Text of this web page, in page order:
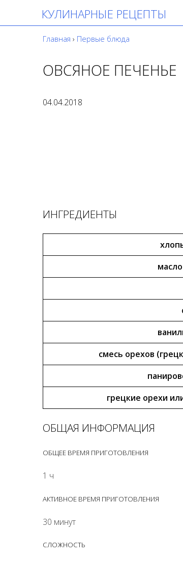
КУЛИНАРНЫЕ РЕЦЕПТЫ
Главная › Первые блюда
ОВСЯНОЕ ПЕЧЕНЬЕ
04.04.2018
ИНГРЕДИЕНТЫ
смесь орехов
грецкие орехи
ОБЩАЯ ИНФОРМАЦИЯ
ОБЩЕЕ ВРЕМЯ ПРИГОТОВЛЕНИЯ
1 ч
АКТИВНОЕ ВРЕМЯ ПРИГОТОВЛЕНИЯ
30 минут
СЛОЖНОСТЬ